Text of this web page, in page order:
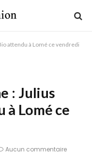
attendu à Lomé ce vendredi
: Julius
à Lomé ce
Aucun commentaire